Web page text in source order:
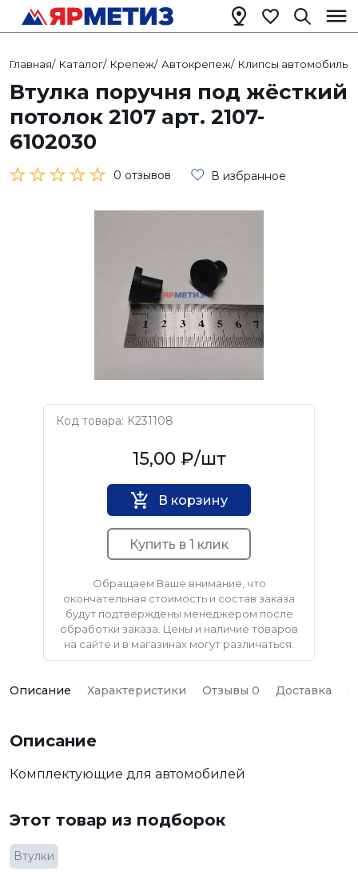
Главная/ Каталог/ Крепеж/ Автокрепеж/ Клипсы
Втулка поручня под жёсткий
потолок 2107 арт. 2107-
6102030
0 отзывов В избранное
Код товара: К231108
Нет бренда15,00 ₽/шт
В корзину
Купить в 1 клик
Обращаем Ваше внимание, что
окончательная стоимость и состав заказа
будут подтверждены менеджером после
обработки заказа. Цены и наличие товаров
на сайте и в магазинах могут различаться.
Описание Характеристики Отзывы 0 Доставка
Описание
Комплектующие для автомобилей
Этот товар из подборок
Втулки